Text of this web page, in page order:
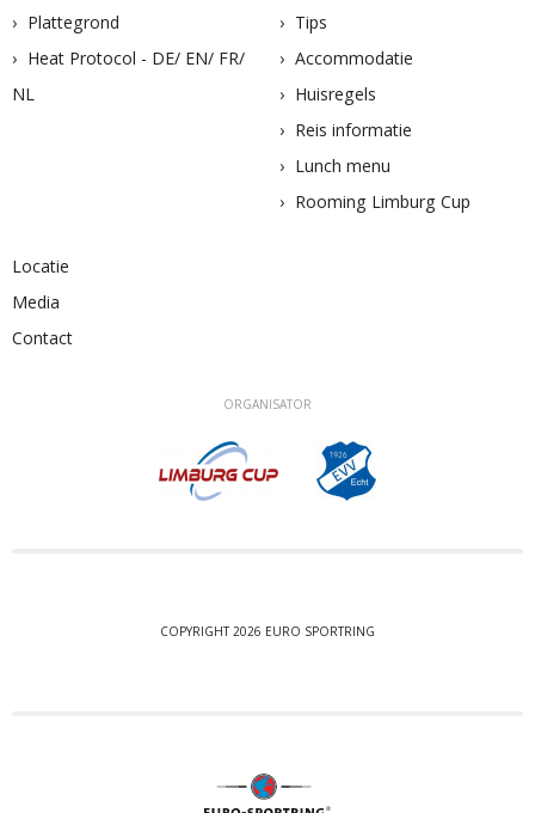
Plattegrond
Heat Protocol - DE/ EN/ FR/
NL
Tips
Accommodatie
Huisregels
Reis informatie
Lunch menu
Rooming Limburg Cup
Locatie
Media
Contact
ORGANISATOR
COPYRIGHT 2026 EURO SPORTRING